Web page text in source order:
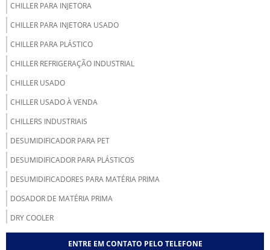
CHILLER PARA INJETORA
CHILLER PARA INJETORA USADO
CHILLER PARA PLÁSTICO
CHILLER REFRIGERAÇÃO INDUSTRIAL
CHILLER USADO
CHILLER USADO À VENDA
CHILLERS INDUSTRIAIS
DESUMIDIFICADOR PARA PET
DESUMIDIFICADOR PARA PLÁSTICOS
DESUMIDIFICADORES PARA MATÉRIA PRIMA
DOSADOR DE MATÉRIA PRIMA
DRY COOLER
ENTRE EM CONTATO PELO TELEFONE